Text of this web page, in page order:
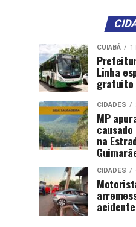
CUIABÁ 1
Linha
gratuito
CIDADES
MP
na
CIDADES